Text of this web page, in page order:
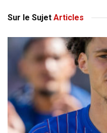
Sur le Sujet Articles